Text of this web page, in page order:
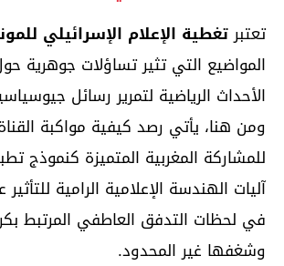
تعتبرتغطية الإعلام الإسرائيلي
المواضيع التي تثير تساؤلات جوهرية
الأحداث الرياضية لتمرير رسائل
للمشاركة المغربية المتميزة كنموذج
آليات الهندسة الإعلامية الرامية
في لحظات التدفق العاطفي المرتبط
وشغفها غير المحدود.